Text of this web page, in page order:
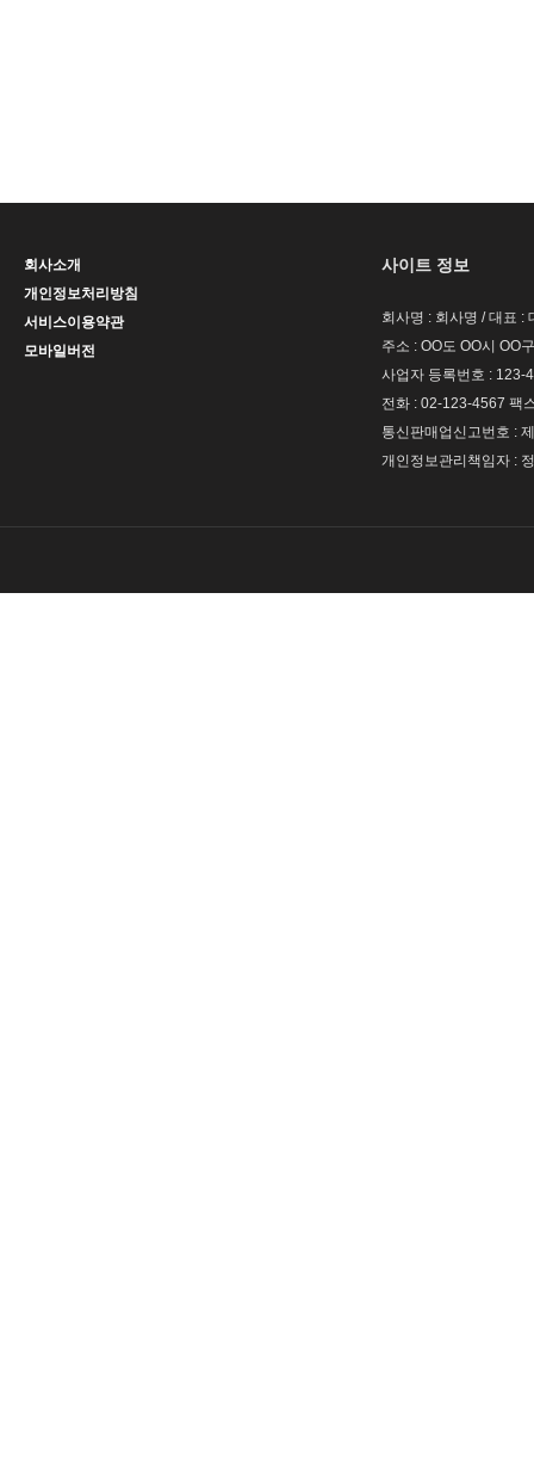
회사소개
개인정보처리방침
서비스이용약관
모바일버전
사이트 정보
회사명 : 회사명 / 대표 :
주소 : OO도 OO시 OO
사업자 등록번호 : 123-
전화 : 02-123-4567 팩
통신판매업신고번호 :
개인정보관리책임자 :